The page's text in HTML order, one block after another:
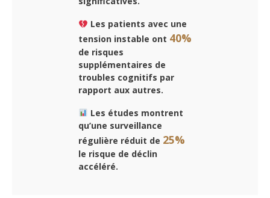
Les patients avec une
tension instable ont 40%
de risques
supplémentaires de
troubles cognitifs par
rapport aux autres.
Les études montrent
qu’une surveillance
régulière réduit de 25%
le risque de déclin
accéléré.